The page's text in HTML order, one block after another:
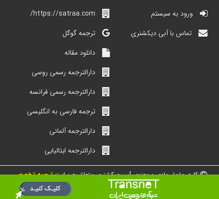
ورود به سیستم
تماس با آبی دیکشنری
https://satraa.com/
ترجمه گوگل
دانلود مقاله
دارالترجمه رسمی روسی
دارالترجمه رسمی فرانسه
ترجمه فارسی به انگلیسی
دارالترجمه آلمانی
دارالترجمه ایتالیایی
کلیه حقوق مادی و معنوی آبی دیکشنری متعلق به سایتترجمه تخصصی
شبکه مترجمین ایران است.
طراحی و ساخت از گروه دیجیتالی محیط